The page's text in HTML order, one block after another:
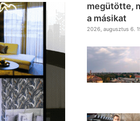
megütötte,
a másikat
2026, augusztus 6.